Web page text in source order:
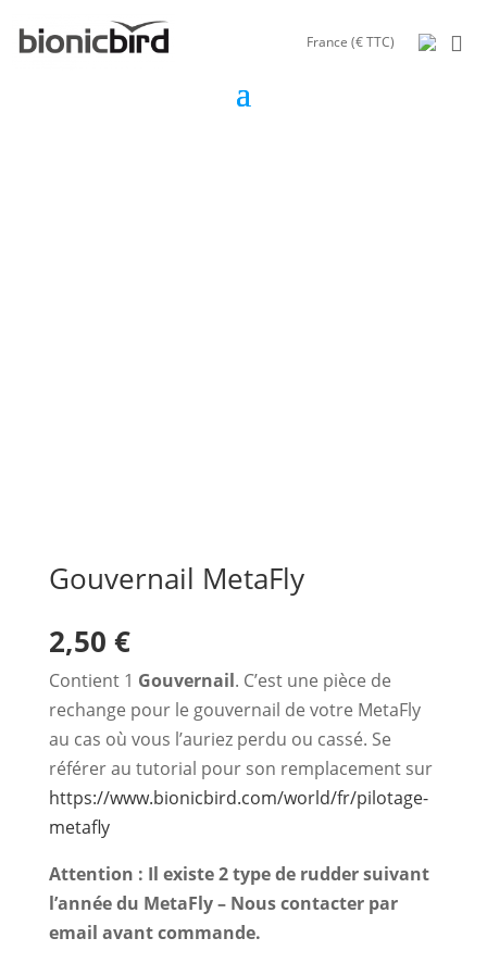
France (€ TTC)
Gouvernail MetaFly
2,50 €
Contient 1 Gouvernail. C’est une pièce de
rechange pour le gouvernail de votre MetaFly
au cas où vous l’auriez perdu ou cassé. Se
référer au tutorial pour son remplacement sur
https://www.bionicbird.com/world/fr/pilotage-
metafly
Attention : Il existe 2 type de rudder suivant
l’année du MetaFly – Nous contacter par
email avant commande.